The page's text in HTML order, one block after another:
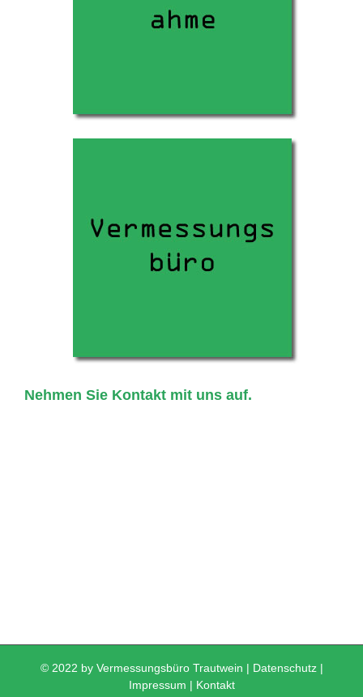
Nehmen Sie Kontakt mit uns auf.
© 2022 by Vermessungsbüro Trautwein | Datenschutz|
Impressum | Kontakt